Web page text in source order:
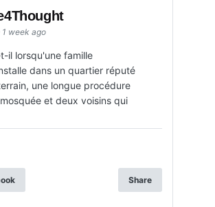
1 week ago
il lorsqu'une famille
dans un quartier réputé
une longue procédure
et deux voisins qui
Share